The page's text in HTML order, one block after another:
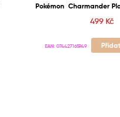
Pokémon Charmander
499 Kč
EAN: 074427165949